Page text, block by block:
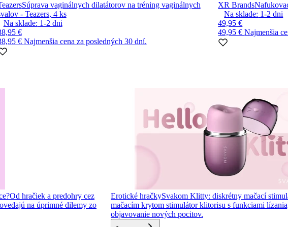
Súprava vaginálnych dilatátorov na tréning vaginálnych
- Teazers, 4 ks
Na sklade: 1-2 dni
€
€ Najmenšia cena za posledných 30 dní.
XR Brands
Na sklade: 1-2dni
49,95 €
49,95 €Najmenšia
Od hračiek a predohry cez
na úprimné dilemy zo
Erotické hračkySvakom Klitty: diskrétny mačací
mačacím krytom stimulátor klitorisu s funkciami
objavovanie nových pocitov.